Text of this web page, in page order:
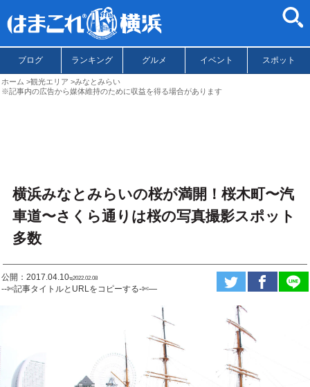
ブログ ランキング グルメ イベント スポット
ホーム 観光エリア
みなとみらい
※記事内の広告から媒体維持のために収益を得る場合があります
横浜みなとみらいの桜が満開！桜木町〜汽
車道〜さくら通りは桜の写真撮影スポット
多数
公開：2017.04.10ಇ2022.02.08
--✄記事タイトルとURLをコピーする-✄—